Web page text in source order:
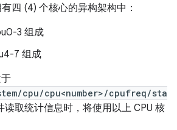
四 (4) 个核心的异构架构中：
3 组成
7 组成
cpu/cpu<number>/cpufreq/sta
读取统计信息时，将使用以上 CPU 核